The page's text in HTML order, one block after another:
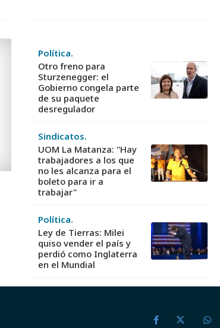
Política.
Otro freno para
Sturzenegger: el
Gobierno congela parte
de su paquete
desregulador
Sindicatos.
UOM La Matanza: "Hay
trabajadores a los que
no les alcanza para el
boleto para ir a
trabajar"
Política.
Ley de Tierras: Milei
quiso vender el país y
perdió como Inglaterra
en el Mundial